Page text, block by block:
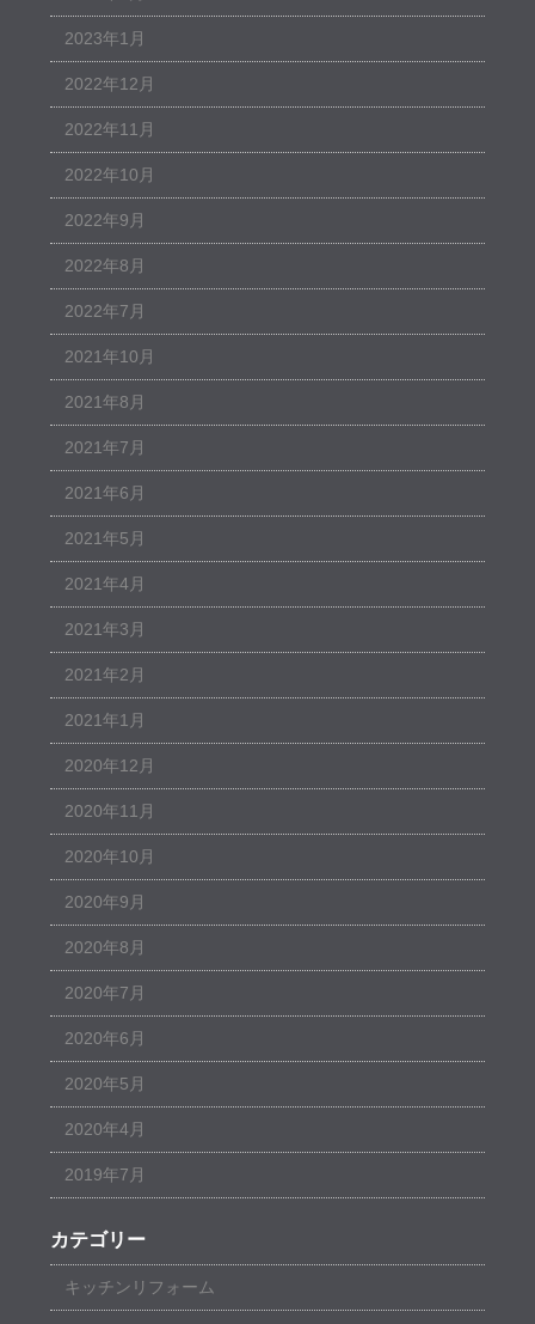
2023年1月
2022年12月
2022年11月
2022年10月
2022年9月
2022年8月
2022年7月
2021年10月
2021年8月
2021年7月
2021年6月
2021年5月
2021年4月
2021年3月
2021年2月
2021年1月
2020年12月
2020年11月
2020年10月
2020年9月
2020年8月
2020年7月
2020年6月
2020年5月
2020年4月
2019年7月
カテゴリー
キッチンリフォーム